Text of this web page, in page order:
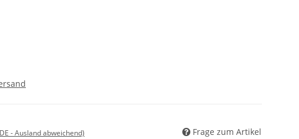
- Ausland abweichend) Frage zum Artikel